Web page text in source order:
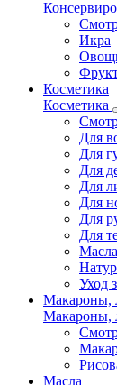
Икра
Косметика
Косметика
Для
Для
Для
Для
Для
Для
Для
Уход
Макароны,
Макароны,
Масла